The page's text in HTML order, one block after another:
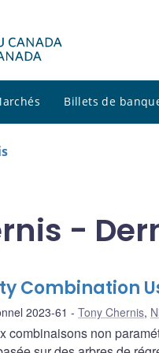
Billets de
-
Combination
2023-61 Tony Chernis,
combinaisons non